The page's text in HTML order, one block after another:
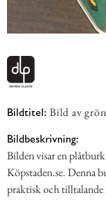
Bildtitel: Bild av
Bildbeskrivning:
Bilden visar en
Köpstaden.se. Denna
praktisk och tilltalande